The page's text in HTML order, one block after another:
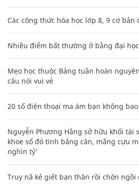
Các công thức hóa học lớp 8, 9 cơ bản
Nhiều điểm bất thường ở bằng đại
Mẹo học thuộc Bảng tuần hoàn
câu nói vui vẻ
20 số điện thoại ma ám bạn không
Nguyễn Phương Hằng sở hữu khối tài
khoe sổ đỏ tính bằng cân, mắng cựu
nghìn tỷ'
Truy nã kẻ giết bạn thân rồi chôn ngồi